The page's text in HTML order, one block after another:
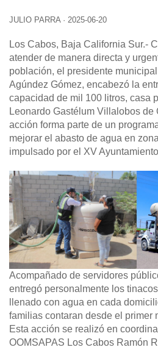
JULIO PARRA · 2025-06-20
Los Cabos, Baja California Sur.-
atender de manera directa y
población, el presidente
Agúndez Gómez, encabezó la
capacidad de mil 100 litros, casa
Leonardo Gastélum Villalobos de
acción forma parte de un
mejorar el abasto de agua en
impulsado por el XV
Acompañado de servidores
entregó personalmente los
llenado con agua en cada
familias contaran desde el primer
Esta acción se realizó en
OOMSAPAS Los Cabos Ramón